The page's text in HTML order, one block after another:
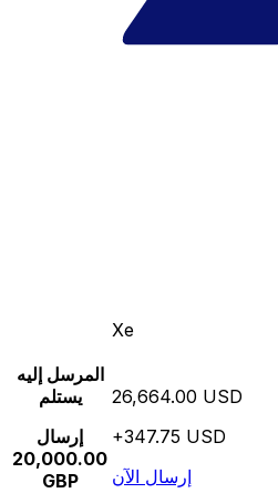
Xe
المرسل إليه
يستلم
إرسال
20,000.00
GBP
26,664.00 USD
+347.75 USD
إرسال الآن